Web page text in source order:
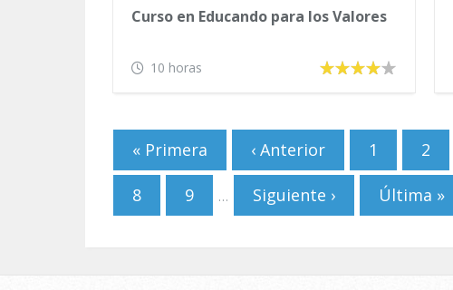
Curso en Educando para los Valores
10 horas
Páginas
« Primera ‹ Anterior 1 2
8 9 … Siguiente › Última »